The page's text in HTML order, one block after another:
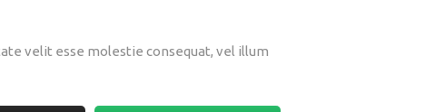
velit esse molestie consequat, vel illum